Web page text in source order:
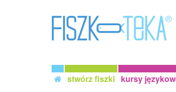
stwórz fiszki kursy